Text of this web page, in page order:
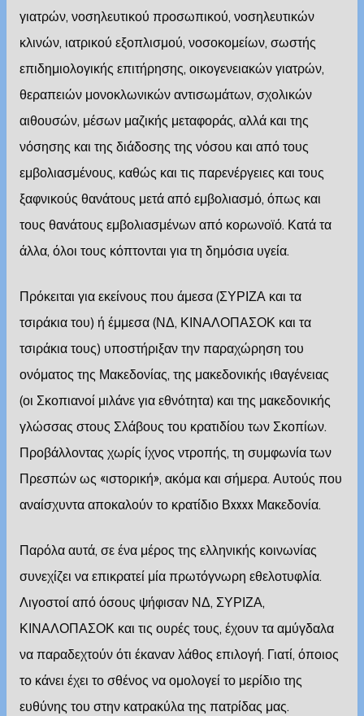
γιατρών, νοσηλευτικού προσωπικού, νοσηλευτικών
κλινών, ιατρικού εξοπλισμού, νοσοκομείων, σωστής
επιδημιολογικής επιτήρησης, οικογενειακών γιατρών,
θεραπειών μονοκλωνικών αντισωμάτων, σχολικών
αιθουσών, μέσων μαζικής μεταφοράς, αλλά και της
νόσησης και της διάδοσης της νόσου και από τους
εμβολιασμένους, καθώς και τις παρενέργειες και τους
ξαφνικούς θανάτους μετά από εμβολιασμό, όπως και
τους θανάτους εμβολιασμένων από κορωνοϊό. Κατά τα
άλλα, όλοι τους κόπτονται για τη δημόσια υγεία.
Πρόκειται για εκείνους που άμεσα (ΣΥΡΙΖΑ και τα
τσιράκια του) ή έμμεσα (ΝΔ, ΚΙΝΑΛΟΠΑΣΟΚ και τα
τσιράκια τους) υποστήριξαν την παραχώρηση του
ονόματος της Μακεδονίας, της μακεδονικής ιθαγένειας
(οι Σκοπιανοί μιλάνε για εθνότητα) και της μακεδονικής
γλώσσας στους Σλάβους του κρατιδίου των Σκοπίων.
Προβάλλοντας χωρίς ίχνος ντροπής, τη συμφωνία των
Πρεσπών ως «ιστορική», ακόμα και σήμερα. Αυτούς που
αναίσχυντα αποκαλούν το κρατίδιο Βxxxx Μακεδονία.
Παρόλα αυτά, σε ένα μέρος της ελληνικής κοινωνίας
συνεχίζει να επικρατεί μία πρωτόγνωρη εθελοτυφλία.
Λιγοστοί από όσους ψήφισαν ΝΔ, ΣΥΡΙΖΑ,
ΚΙΝΑΛΟΠΑΣΟΚ και τις ουρές τους, έχουν τα αμύγδαλα
να παραδεχτούν ότι έκαναν λάθος επιλογή. Γιατί, όποιος
το κάνει έχει το σθένος να ομολογεί το μερίδιο της
ευθύνης του στην κατρακύλα της πατρίδας μας.